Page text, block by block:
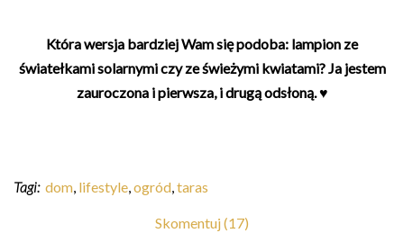
Która wersja bardziej Wam się podoba: lampion ze
światełkami solarnymi czy ze świeżymi kwiatami? Ja jestem
zauroczona i pierwsza, i drugą odsłoną. ♥
Tagi: dom, lifestyle,ogród,taras
Skomentuj (17)